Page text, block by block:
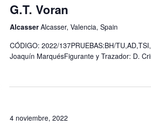
G.T. Voran
AlcasserAlcasser, Valencia, Spain
CÓDIGO: 2022/137PRUEBAS:BH/
Joaquín MarquésFigurante y Trazador: D.
4 noviembre, 2022